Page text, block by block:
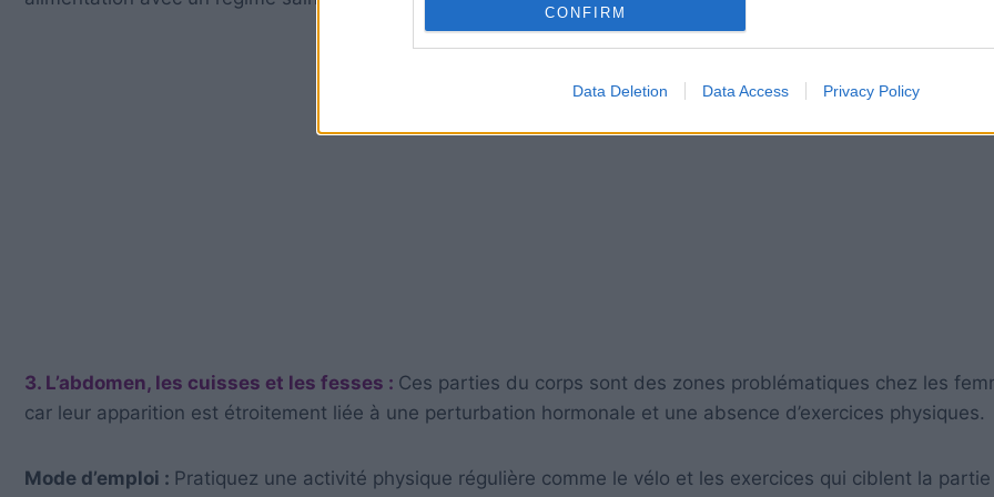
CONFIRM
Data Deletion Data Access Privacy Policy
3. L’abdomen, les cuisses et les fesses : Ces parties du corps sont des zones problématiques chez les
car leur apparition est étroitement liée à une perturbation hormonale et une absence d’exercices physiques.
Mode d’emploi : Pratiquez une activité physique régulière comme le vélo et les exercices qui ciblent la partie